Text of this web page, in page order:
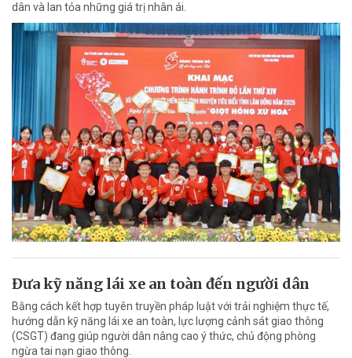
dân và lan tỏa những giá trị nhân ái.
Đưa kỹ năng lái xe an toàn đến người dân
Bằng cách kết hợp tuyên truyền pháp luật với trải nghiệm thực tế,
hướng dẫn kỹ năng lái xe an toàn, lực lượng cảnh sát giao thông
(CSGT) đang giúp người dân nâng cao ý thức, chủ động phòng
ngừa tai nạn giao thông.